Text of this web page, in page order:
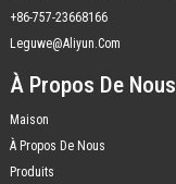
+86-757-23668166
Leguwe@aliyun.com
À Propos De Nous
Maison
À Propos De Nous
Produits